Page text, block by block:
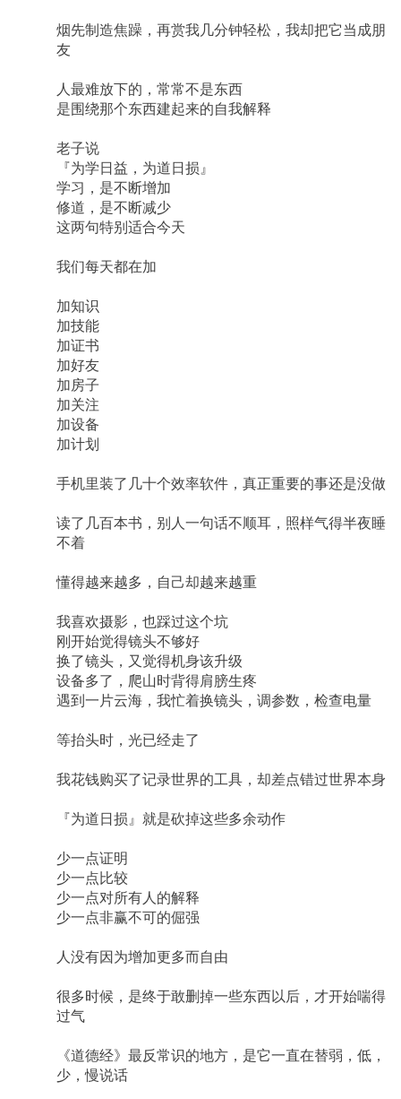
烟先制造焦躁，再赏我几分钟轻松，我却把它当成朋
友
人最难放下的，常常不是东西
是围绕那个东西建起来的自我解释
老子说
『为学日益，为道日损』
学习，是不断增加
修道，是不断减少
这两句特别适合今天
我们每天都在加
加知识
加技能
加证书
加好友
加房子
加关注
加设备
加计划
手机里装了几十个效率软件，真正重要的事还是没做
读了几百本书，别人一句话不顺耳，照样气得半夜睡
不着
懂得越来越多，自己却越来越重
我喜欢摄影，也踩过这个坑
刚开始觉得镜头不够好
换了镜头，又觉得机身该升级
设备多了，爬山时背得肩膀生疼
遇到一片云海，我忙着换镜头，调参数，检查电量
等抬头时，光已经走了
我花钱购买了记录世界的工具，却差点错过世界本身
『为道日损』就是砍掉这些多余动作
少一点证明
少一点比较
少一点对所有人的解释
少一点非赢不可的倔强
人没有因为增加更多而自由
很多时候，是终于敢删掉一些东西以后，才开始喘得
过气
《道德经》最反常识的地方，是它一直在替弱，低，
少，慢说话